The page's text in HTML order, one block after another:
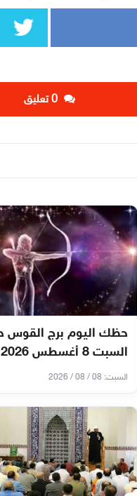
‫0 تعليق
حظك اليوم برج
السبت 8 أغسطس 2026
السبت: 08 / 08 / 2026